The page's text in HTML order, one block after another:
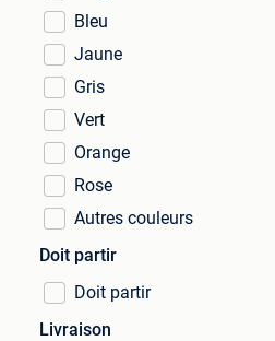
Bleu
Jaune
Gris
Vert
Orange
Rose
Autres couleurs
Doit partir
Doit partir
Livraison